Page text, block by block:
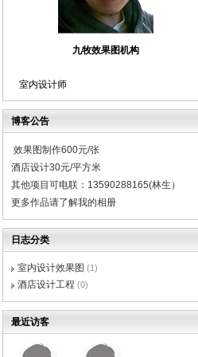
九牧效果图机构
室内设计师
博客公告
效果图制作600元/张
酒店设计30元/平方米
其他项目可电联：13590288165(林生）
更多作品请了解我的相册
日志分类
室内设计效果图 (1)
酒店设计工程 (0)
最近访客